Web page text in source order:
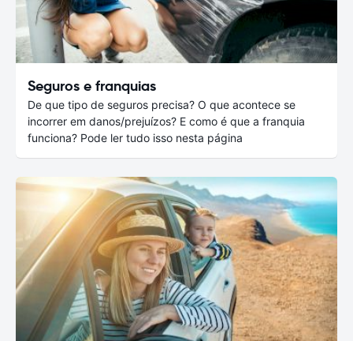
Seguros e franquias
De que tipo de seguros precisa? O que acontece se
incorrer em danos/prejuízos? E como é que a franquia
funciona? Pode ler tudo isso nesta página